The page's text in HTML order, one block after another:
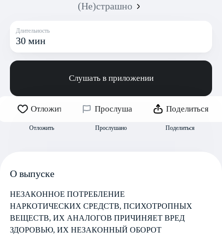
(Не)страшно
Длительность
30 мин
Слушать в приложении
Отложить
Отложить
Прослушано
Прослушано
Поделиться
Поделиться
О выпуске
НЕЗАКОННОЕ ПОТРЕБЛЕНИЕ
НАРКОТИЧЕСКИХ СРЕДСТВ, ПСИХОТРОПНЫХ
ВЕЩЕСТВ, ИХ АНАЛОГОВ ПРИЧИНЯЕТ ВРЕД
ЗДОРОВЬЮ, ИХ НЕЗАКОННЫЙ ОБОРОТ